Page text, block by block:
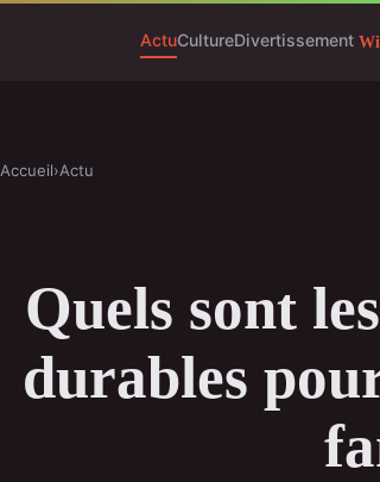
ActuCultureDivertissement
Accueil›Actu
Quels sont
durables